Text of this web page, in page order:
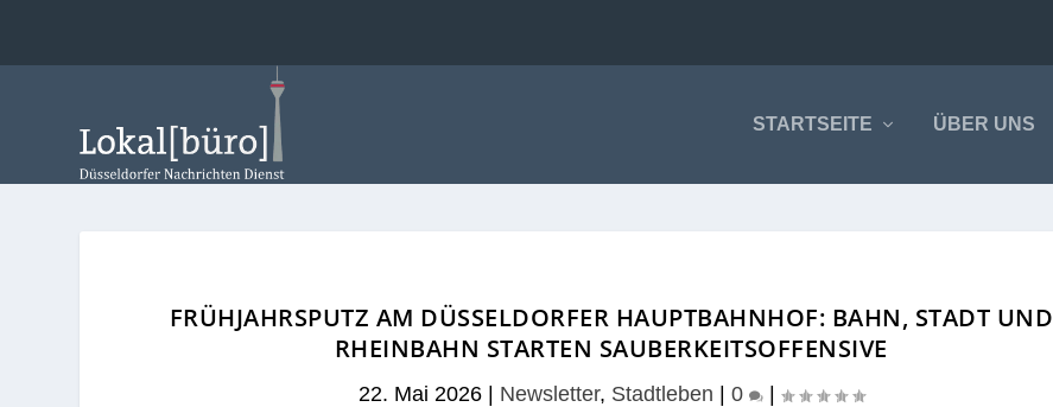
STARTSEITE ÜBER UNS
FRÜHJAHRSPUTZ AM DÜSSELDORFER HAUPTBAHNHOF: BAHN, STADT UND
RHEINBAHN STARTEN SAUBERKEITSOFFENSIVE
22. Mai 2026| Newsletter, Stadtleben 0 |